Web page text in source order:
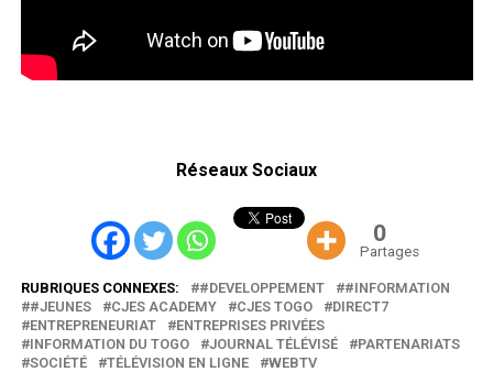
Réseaux Sociaux
0
Partages
RUBRIQUES CONNEXES: #DEVELOPPEMENT
#INFORMATION
#JEUNES
CJES ACADEMY CJES TOGO
DIRECT7
ENTREPRENEURIAT
ENTREPRISES PRIVÉES
INFORMATION DU TOGO
JOURNAL TÉLÉVISÉ
PARTENARIATS
SOCIÉTÉ
TÉLÉVISION EN LIGNE WEBTV